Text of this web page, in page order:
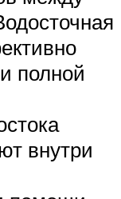
полной
внутри